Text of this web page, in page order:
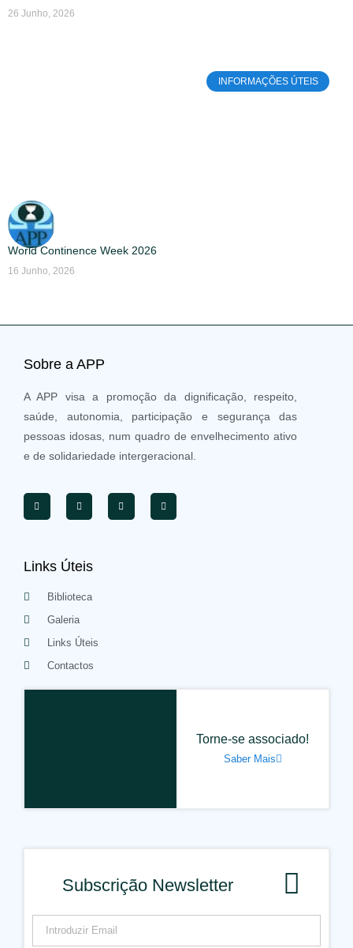
26 Junho, 2026
INFORMAÇÕES ÚTEIS
World Continence Week 2026
16 Junho, 2026
Sobre a APP
A APP visa a promoção da dignificação, respeito,
saúde, autonomia, participação e segurança das
pessoas idosas, num quadro de envelhecimento ativo
e de solidariedade intergeracional.
Links Úteis
Biblioteca
Galeria
Links Úteis
Contactos
Torne-se associado!
Saber Mais
Subscrição Newsletter